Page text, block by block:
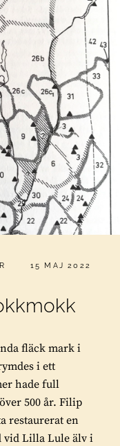
PUBLICERAT
15 MAJ 2022
fläck mark i
i ett
hade full
500 år. Filip
restaurerat en
vid Lilla Lule älv i